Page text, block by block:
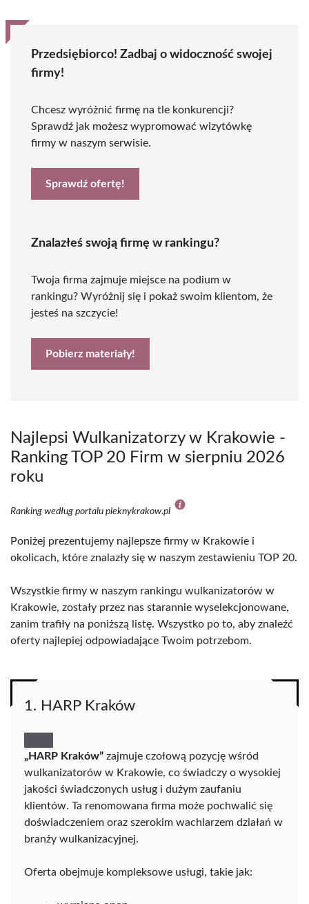
Przedsiębiorco! Zadbaj o widoczność swojej
firmy!
Chcesz wyróżnić firmę na tle konkurencji?
Sprawdź jak możesz wypromować wizytówkę
firmy w naszym serwisie.
Sprawdź ofertę!
Znalazłeś swoją firmę w rankingu?
Twoja firma zajmuje miejsce na podium w
rankingu? Wyróżnij się i pokaż swoim klientom, że
jesteś na szczycie!
Pobierz materiały!
Najlepsi Wulkanizatorzy w Krakowie -
Ranking TOP 20 Firm w sierpniu 2026
roku
Ranking według portalu pieknykrakow.pl
Poniżej prezentujemy najlepsze firmy w Krakowie i
okolicach, które znalazły się w naszym zestawieniu TOP 20.
Wszystkie firmy w naszym rankingu wulkanizatorów w
Krakowie, zostały przez nas starannie wyselekcjonowane,
zanim trafiły na poniższą listę. Wszystko po to, aby znaleźć
oferty najlepiej odpowiadające Twoim potrzebom.
1. HARP Kraków
„HARP Kraków” zajmuje czołową pozycję wśród
wulkanizatorów w Krakowie, co świadczy o wysokiej
jakości świadczonych usług i dużym zaufaniu
klientów. Ta renomowana firma może pochwalić się
doświadczeniem oraz szerokim wachlarzem działań w
branży wulkanizacyjnej.
Oferta obejmuje kompleksowe usługi, takie jak: